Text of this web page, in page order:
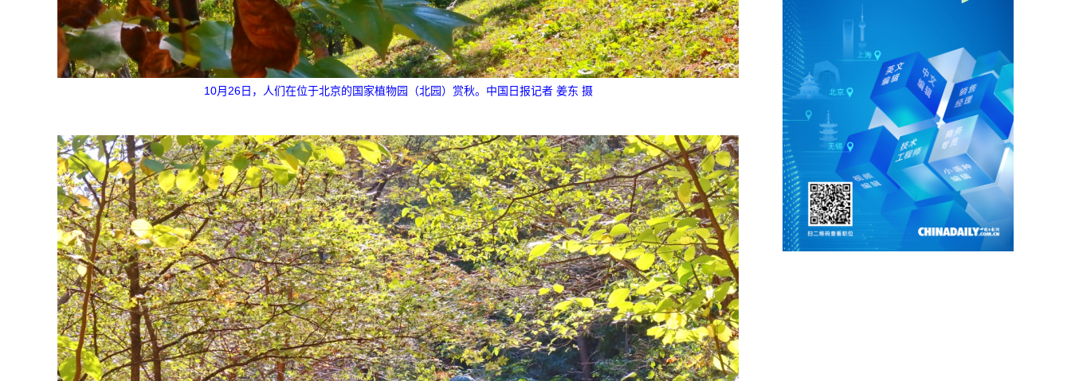
10月26日，人们在位于北京的国家植物园（北园）赏秋。中国日报记者 姜东 摄